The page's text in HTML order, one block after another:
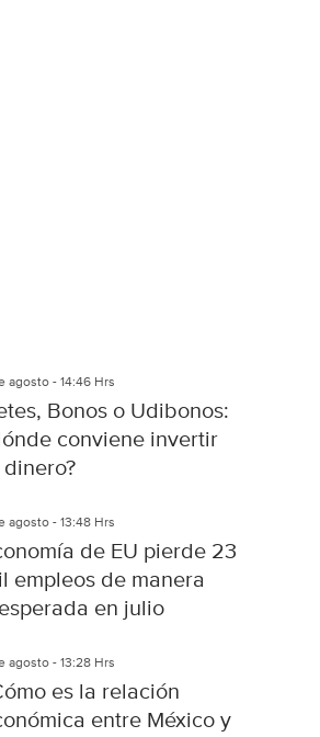
agosto - 14:46 Hrs
Bonos o Udibonos:
conviene invertir
dinero?
agosto - 13:48 Hrs
de EU pierde 23
empleos de manera
en julio
agosto - 13:28 Hrs
es la relación
entre México y